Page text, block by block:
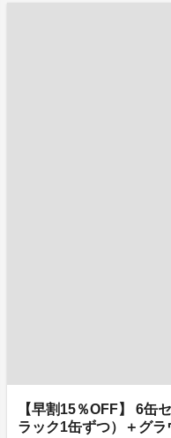
【早割15％OFF】 6缶
ラック1缶ずつ）＋グラ